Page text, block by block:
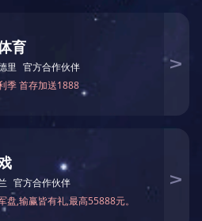
要求定制)控制面板易操
深度、垂直度
表面粗糙度Ra0.4um